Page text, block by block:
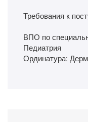
Требования к
ВПО по
Педиатрия
Ординатура: